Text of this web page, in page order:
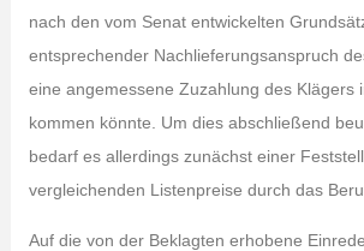
nach den vom Senat entwickelten
entsprechender Nachlieferungsanspruch
eine angemessene Zuzahlung des Klägers
kommen könnte. Um dies abschließend
bedarf es allerdings zunächst einer
vergleichenden Listenpreise durch das
Auf die von der Beklagten erhobene